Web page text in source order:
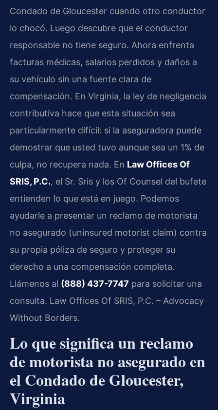
Condado de Gloucester cuando otro conductor
lo chocó. Luego descubre que el conductor
responsable no tiene seguro. Ahora enfrenta
facturas médicas, salarios perdidos y daños a
su vehículo sin una fuente clara de
compensación. En Virginia, la ley de negligencia
contributiva hace que esta situación sea
particularmente difícil: si la aseguradora puede
demostrar que usted tuvo aunque sea un 1% de
culpa, no recupera nada. En Law Offices Of
SRIS, P.C., el Sr. Sris y los Of Counsel del bufete
entienden lo que está en juego. Podemos
ayudarle a presentar un reclamo de motorista
no asegurado (uninsured motorist claim) contra
su propia póliza de seguro y proteger su
derecho a una compensación completa.
Llámenos al (888) 437-7747 para solicitar una
consulta. Law Offices Of SRIS, P.C. – Advocacy
Without Borders.
Lo que significa un reclamo
de motorista no asegurado en
el Condado de Gloucester,
Virginia